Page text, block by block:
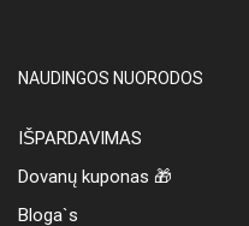
NAUDINGOS NUORODOS
IŠPARDAVIMAS
Dovanų kuponas 🎁
Bloga`s